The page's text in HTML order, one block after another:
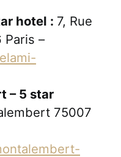
hotel : 7, Rue
Paris –
– 5 star
75007